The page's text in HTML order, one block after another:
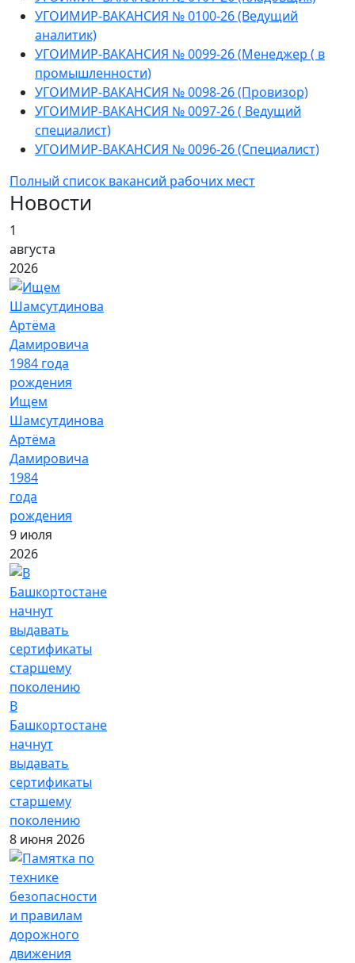
УГОИМИР-ВАКАНСИЯ № 0100-26 (Ведущий
аналитик)
УГОИМИР-ВАКАНСИЯ № 0099-26 (Менеджер ( в
промышленности)
УГОИМИР-ВАКАНСИЯ № 0098-26 (Провизор)
УГОИМИР-ВАКАНСИЯ № 0097-26 ( Ведущий
специалист)
УГОИМИР-ВАКАНСИЯ № 0096-26 (Специалист)
Полный список вакансий рабочих мест
Новости
1
августа
2026
Ищем
Шамсутдинова
Артёма
Дамировича
1984
года
рождения
9 июля
2026
В
Башкортостане
начнут
выдавать
сертификаты
старшему
поколению
8 июня 2026